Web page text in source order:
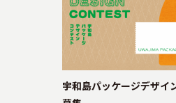
宇和島パッケージデザイ